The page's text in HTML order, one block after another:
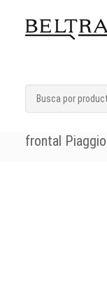
Recambios
Cascos
Inicio
(Letreros/
frontal